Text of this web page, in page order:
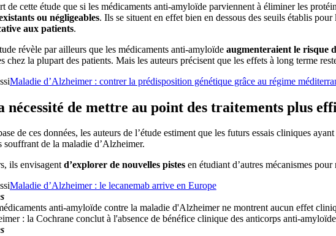
de cette étude que si les médicaments anti-amyloïde parviennent à éliminer les
ou négligeables. Ils se situent en effet bien en dessous des seuils établis
aux patients.
révèle par ailleurs que les médicaments anti-amyloïde augmenteraient le risque
chez la plupart des patients. Mais les auteurs précisent que les effets à long terme
Maladie d’Alzheimer : contrer la prédisposition génétique grâce au régime
nécessité de mettre au point des traitements plus
de ces données, les auteurs de l’étude estiment que les futurs essais cliniques
souffrant de la maladie d’Alzheimer.
ils envisagentd’explorer de nouvelles pistesen étudiant d’autres mécanismes
Maladie d’Alzheimer : le lecanemab arrive en Europe
anti-amyloïde contre la maladie d'Alzheimer ne montrent aucun effet
: la Cochrane conclut à l'absence de bénéfice clinique des anticorps anti-